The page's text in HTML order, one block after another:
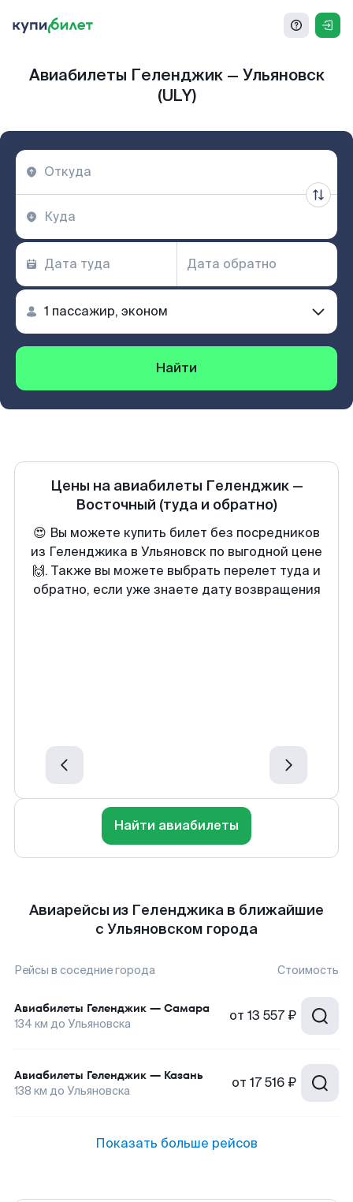
Авиабилеты Геленджик — Ульяновск
(ULY)
Найти
Цены на авиабилеты Геленджик—
Восточный (туда и обратно)
😍 Вы можете купить билет без посредников
из Геленджика в Ульяновск по выгодной цене
🙌. Также вы можете выбрать перелет туда и
обратно, если уже знаете дату возвращения
Найти авиабилеты
Авиарейсы из Геленджика в ближайшие
с Ульяновском города
Рейсы в соседние города Стоимость
Авиабилеты Геленджик — Самара
134 км до Ульяновска от 13 557 ₽
Авиабилеты Геленджик — Казань
138 км до Ульяновска от 17 516 ₽
Показать больше рейсов